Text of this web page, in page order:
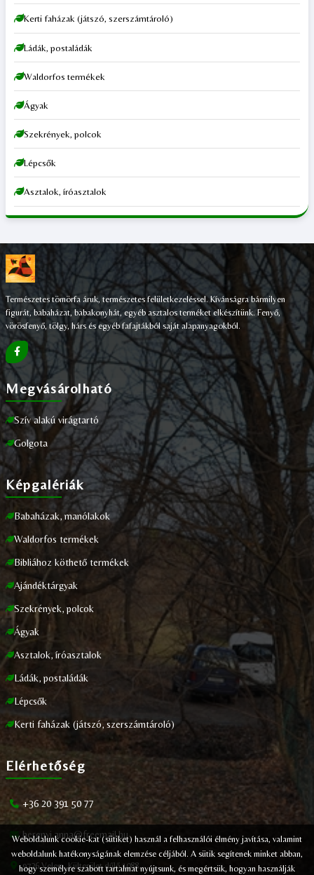
Kerti faházak (játszó, szerszámtároló)
Ládák, postaládák
Waldorfos termékek
Ágyak
Szekrények, polcok
Lépcsők
Asztalok, íróasztalok
Természetes tömörfa áruk, természetes felületkezeléssel. Kívánságra bármilyen
figurát, babaházat, babakonyhát, egyéb asztalos terméket elkészítünk. Fenyő,
vörösfenyő, tölgy, hárs és egyéb fafajtákból saját alapanyagokból.
Megvásárolható
Szív alakú virágtartó
Golgota
Képgalériák
Babaházak, manólakok
Waldorfos termékek
Bibliához köthető termékek
Ajándéktárgyak
Szekrények, polcok
Ágyak
Asztalok, íróasztalok
Ládák, postaládák
Lépcsők
Kerti faházak (játszó, szerszámtároló)
Elérhetőség
+36 20 391 50 77
herenyi.anna@freemail.hu
9726 Velem, Külterület dűlő 1088.
Weboldalunk cookie-kat (sütiket) használ a felhasználói élmény javítása, valamint
weboldalunk hatékonyságának elemzése céljából. A sütik segítenek minket abban,
hogy személyre szabott tartalmat nyújtsunk, és megértsük, hogyan használják